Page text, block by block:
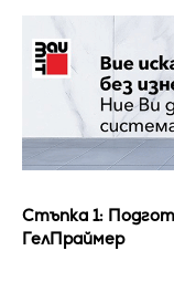
Стъпка 1:
ГелПраймер